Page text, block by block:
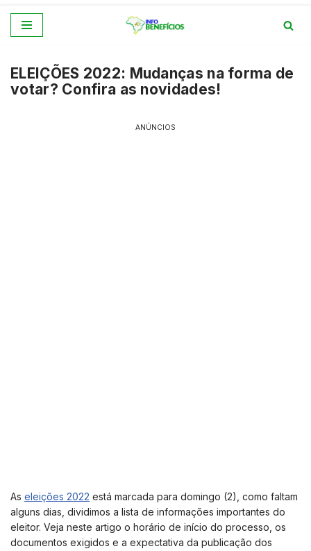
o
conteúdo
ELEIÇÕES 2022: Mudanças na forma de
votar? Confira as novidades!
ANÚNCIOS
As eleições 2022 está marcada para domingo (2), como faltam
alguns dias, dividimos a lista de informações importantes do
eleitor. Veja neste artigo o horário de início do processo, os
documentos exigidos e a expectativa da publicação dos